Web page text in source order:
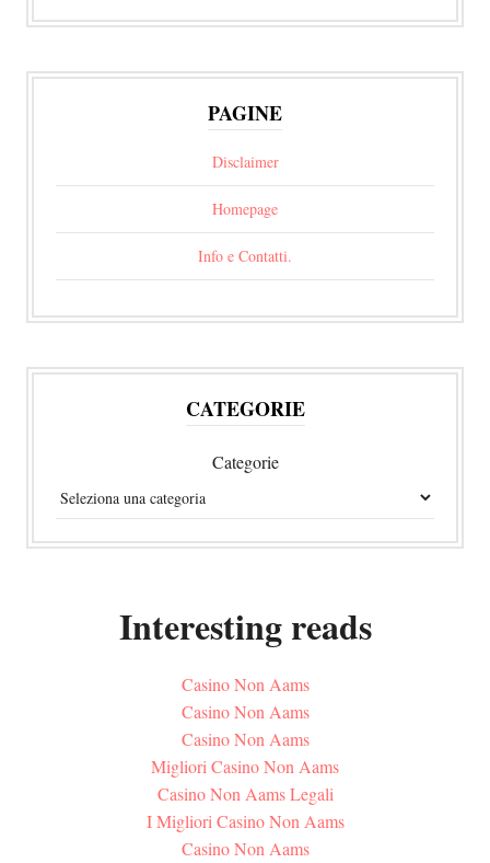
PAGINE
Disclaimer
Homepage
Info e Contatti.
CATEGORIE
Categorie
Interesting reads
Casino Non Aams
Casino Non Aams
Casino Non Aams
Migliori Casino Non Aams
Casino Non Aams Legali
I Migliori Casino Non Aams
Casino Non Aams